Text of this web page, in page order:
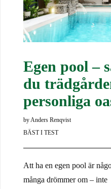
Egen pool –
du
personliga
byAnders Renqvist
BÄST I TEST
Att ha en egen pool är
många drömmer om – inte